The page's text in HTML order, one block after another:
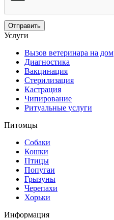
Услуги
Вызов ветеринара на дом
Диагностика
Вакцинация
Стерилизация
Кастрация
Чипирование
Ритуальные услуги
Питомцы
Собаки
Кошки
Птицы
Попугаи
Грызуны
Черепахи
Хорьки
Информация